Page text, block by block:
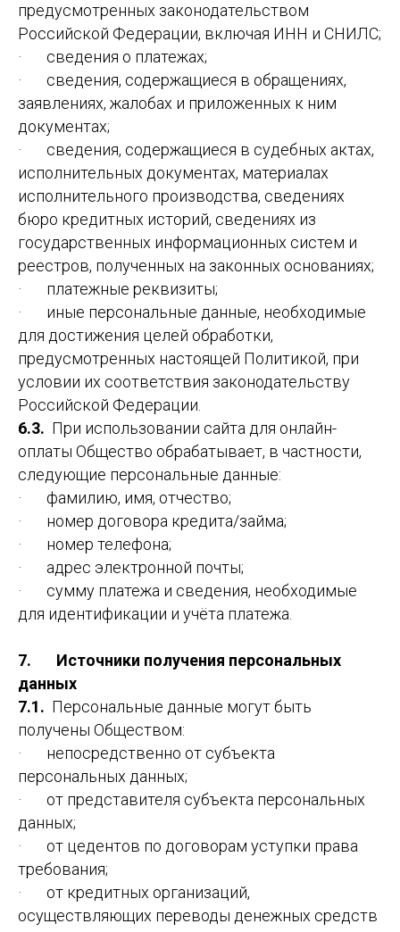
предусмотренных законодательством
Российской Федерации, включая ИНН и СНИЛС;
· сведения о платежах;
· сведения, содержащиеся в обращениях,
заявлениях, жалобах и приложенных к ним
документах;
· сведения, содержащиеся в судебных актах,
исполнительных документах, материалах
исполнительного производства, сведениях
бюро кредитных историй, сведениях из
государственных информационных систем и
реестров, полученных на законных основаниях;
· платежные реквизиты;
· иные персональные данные, необходимые
для достижения целей обработки,
предусмотренных настоящей Политикой, при
условии их соответствия законодательству
Российской Федерации.
6.3. При использовании сайта для онлайн-
оплаты Общество обрабатывает, в частности,
следующие персональные данные:
· фамилию, имя, отчество;
· номер договора кредита/займа;
· номер телефона;
· адрес электронной почты;
· сумму платежа и сведения, необходимые
для идентификации и учёта платежа.
7. Источники получения персональных
данных
7.1. Персональные данные могут быть
получены Обществом:
· непосредственно от субъекта
персональных данных;
· от представителя субъекта персональных
данных;
· от цедентов по договорам уступки права
требования;
· от кредитных организаций,
осуществляющих переводы денежных средств